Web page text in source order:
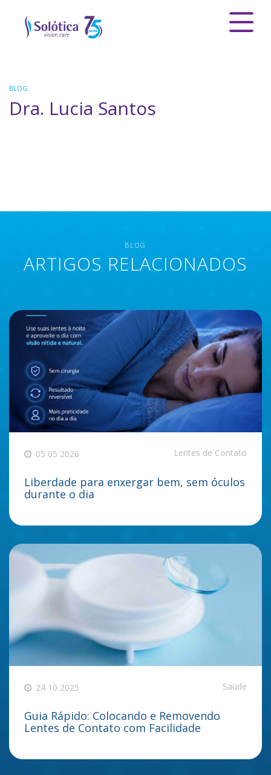
BLOG
Dra. Lucia Santos
BLOG
ARTIGOS RELACIONADOS
05 05 2026 Lentes de Contato
Liberdade para enxergar bem, sem óculos
durante o dia
24 10 2025 Saúde
Guia Rápido: Colocando e Removendo
Lentes de Contato com Facilidade